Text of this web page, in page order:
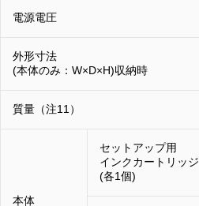
電源電圧
外形寸法
(本体のみ：W×D×H)収納時
質量（注11）
本体
セットアップ用
インクカートリッジ
(各1個)